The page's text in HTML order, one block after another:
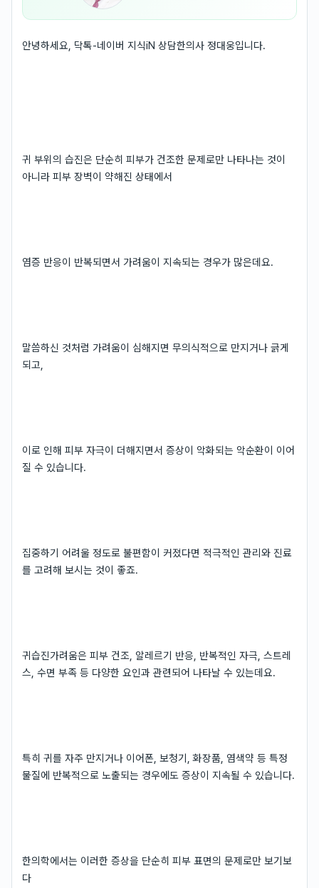
안녕하세요, 닥톡-네이버 지식iN 상담한의사 정대웅입니다.
귀 부위의 습진은 단순히 피부가 건조한 문제로만 나타나는 것이
아니라 피부 장벽이 약해진 상태에서
염증 반응이 반복되면서 가려움이 지속되는 경우가 많은데요.
말씀하신 것처럼 가려움이 심해지면 무의식적으로 만지거나 긁게
되고,
이로 인해 피부 자극이 더해지면서 증상이 악화되는 악순환이 이어
질 수 있습니다.
집중하기 어려울 정도로 불편함이 커졌다면 적극적인 관리와 진료
를 고려해 보시는 것이 좋죠.
귀습진가려움은 피부 건조, 알레르기 반응, 반복적인 자극, 스트레
스, 수면 부족 등 다양한 요인과 관련되어 나타날 수 있는데요.
특히 귀를 자주 만지거나 이어폰, 보청기, 화장품, 염색약 등 특정
물질에 반복적으로 노출되는 경우에도 증상이 지속될 수 있습니다.
한의학에서는 이러한 증상을 단순히 피부 표면의 문제로만 보기보
다